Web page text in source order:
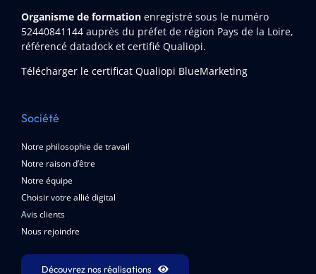
Organisme de formation enregistré sous le numéro
52440841144auprès du préfet de région Pays de la Loire,
référencé datadock et certifié Qualiopi.
Télécharger le certificat Qualiopi BlueMarketing
Société
Notre philosophie de travail
Notre raison d’être
Notre équipe
Choisir votre allié digital
Avis clients
Nous rejoindre
Découvrez nos réalisations